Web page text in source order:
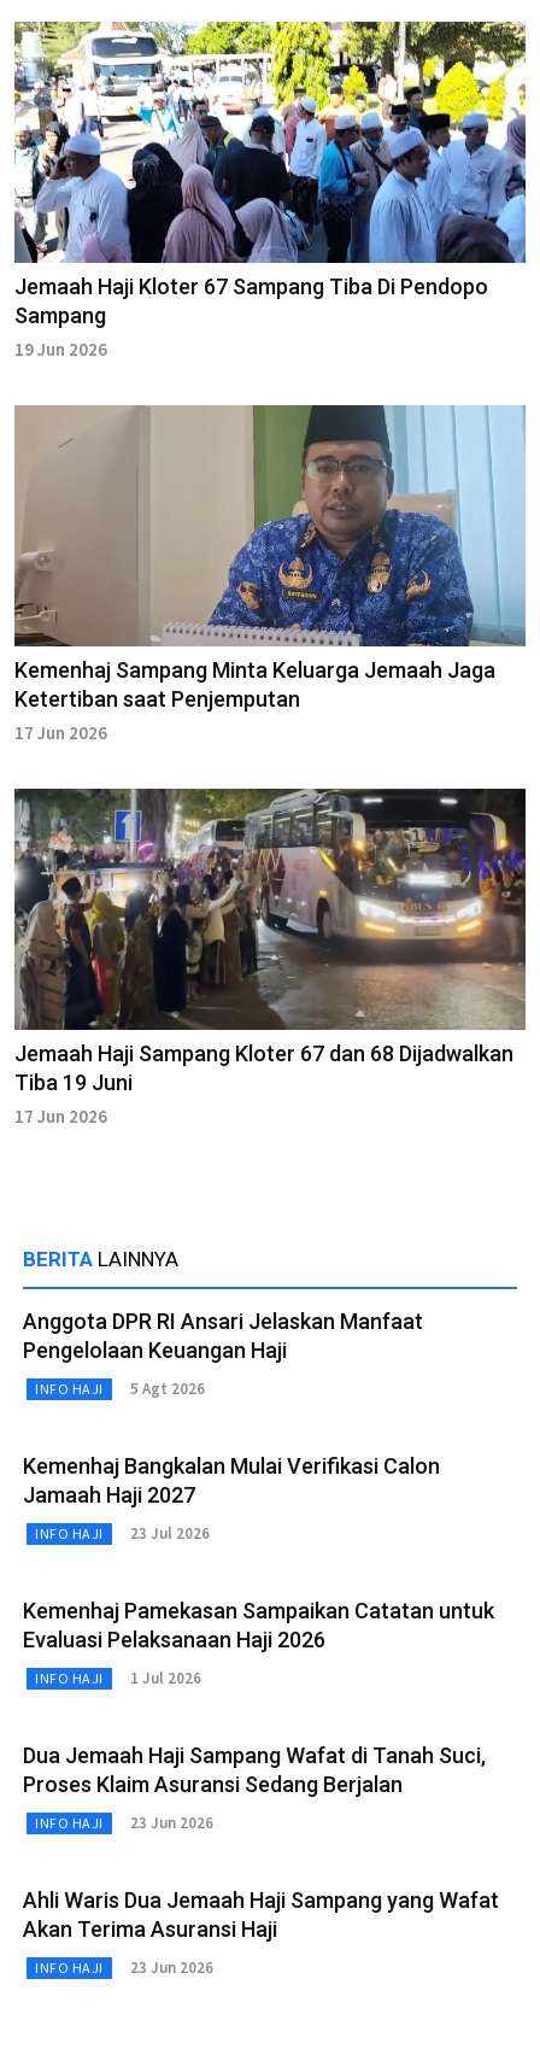
Jemaah Haji Kloter 67 Sampang Tiba Di Pendopo
Sampang
19 Jun 2026
Kemenhaj Sampang Minta Keluarga Jemaah Jaga
Ketertiban saat Penjemputan
17 Jun 2026
Jemaah Haji Sampang Kloter 67 dan 68 Dijadwalkan
Tiba 19 Juni
17 Jun 2026
BERITA LAINNYA
Anggota DPR RI Ansari Jelaskan Manfaat
Pengelolaan Keuangan Haji
INFO HAJI 5 Agt 2026
Kemenhaj Bangkalan Mulai Verifikasi Calon
Jamaah Haji 2027
INFO HAJI 23 Jul 2026
Kemenhaj Pamekasan Sampaikan Catatan untuk
Evaluasi Pelaksanaan Haji 2026
INFO HAJI 1 Jul 2026
Dua Jemaah Haji Sampang Wafat di Tanah Suci,
Proses Klaim Asuransi Sedang Berjalan
INFO HAJI 23 Jun 2026
Ahli Waris Dua Jemaah Haji Sampang yang Wafat
Akan Terima Asuransi Haji
INFO HAJI 23 Jun 2026